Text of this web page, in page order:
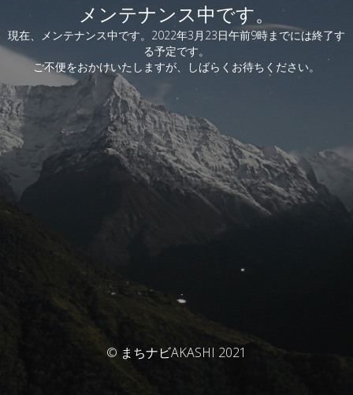
メンテナンス中です。
現在、メンテナンス中です。2022年3月23日午前9時までには終了す
る予定です。
ご不便をおかけいたしますが、しばらくお待ちください。
© まちナビAKASHI 2021